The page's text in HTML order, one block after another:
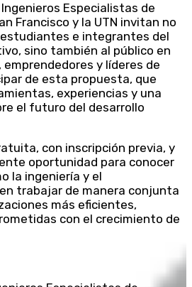
Especialistas de
Francisco y la UTN invitan no
e integrantes del
sino también al público en
y líderes de
de esta propuesta, que
experiencias y una
el futuro del desarrollo
con inscripción previa, y
oportunidad para conocer
la ingeniería y el
trabajar de manera conjunta
más eficientes,
con el crecimiento de